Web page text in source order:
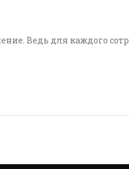
Ведь для каждого